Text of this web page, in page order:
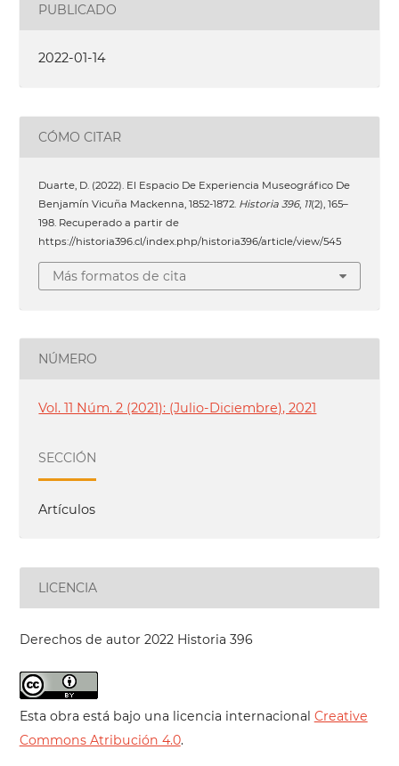
PUBLICADO
2022-01-14
CÓMO CITAR
Duarte, D. (2022). El Espacio De Experiencia Museográfico De
Benjamín Vicuña Mackenna, 1852-1872. Historia 396, 11(2), 165–
198. Recuperado a partir de
https://historia396.cl/index.php/historia396/article/view/545
Más formatos de cita
NÚMERO
Vol. 11 Núm. 2 (2021): (Julio-Diciembre), 2021
SECCIÓN
Artículos
LICENCIA
Derechos de autor 2022 Historia 396
Esta obra está bajo una licencia internacional Creative
Commons Atribución 4.0.